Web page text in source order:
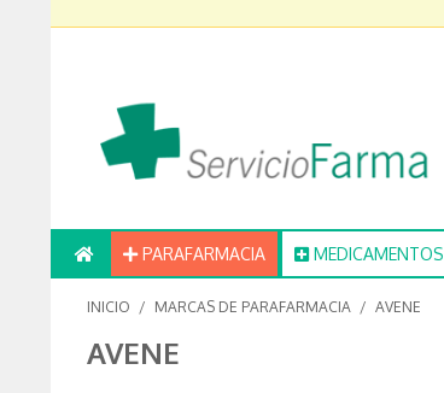
PARAFARMACIA MEDICAMENTOS
INICIO / MARCAS DE PARAFARMACIA / AVENE
AVENE